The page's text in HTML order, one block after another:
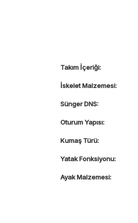
Takım İçeriği:
İskelet Malzemesi:
Sünger DNS:
Oturum Yapısı:
Kumaş Türü:
Yatak Fonksiyonu:
Ayak Malzemesi: